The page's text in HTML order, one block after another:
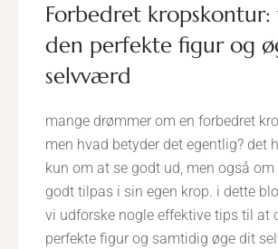
forbedret kropskontur: tips til
den perfekte figur og
selvværd
mange drømmer om en forbedret
men hvad betyder det egentlig? det
kun om at se godt ud, men også
godt tilpas i sin egen krop. i dette
vi udforske nogle effektive tips til at
perfekte figur og samtidig øge dit